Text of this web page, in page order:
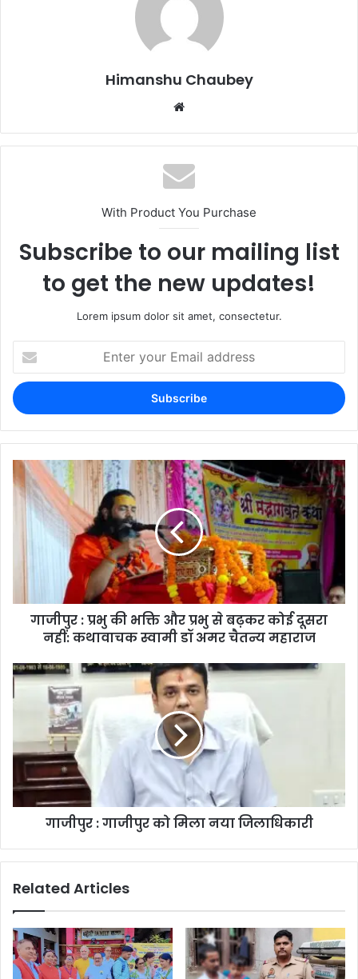
Himanshu Chaubey
With Product You Purchase
Subscribe to our mailing list
to get the new updates!
Lorem ipsum dolor sit amet, consectetur.
गाजीपुर : प्रभु की भक्ति और प्रभु से बढ़कर कोई दूसरा
नहीं: कथावाचक स्वामी डॉ अमर चैतन्य महाराज
गाजीपुर : गाजीपुर को मिला नया जिलाधिकारी
Related Articles